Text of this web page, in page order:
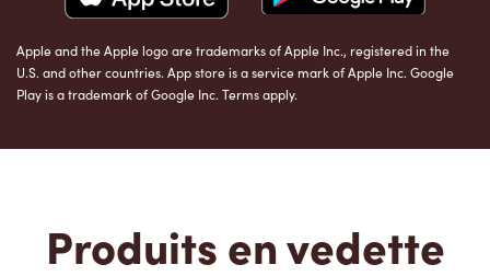
Apple and the Apple logo are trademarks of Apple Inc., registered in the
U.S. and other countries. App store is a service mark of Apple Inc. Google
Play is a trademark of Google Inc. Terms apply.
Produits en vedette